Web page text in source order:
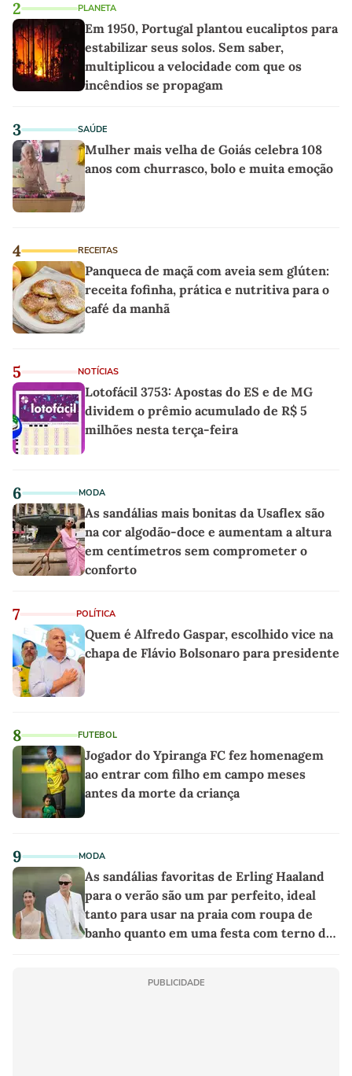
2 PLANETA
Em 1950, Portugal plantou eucaliptos para
estabilizar seus solos. Sem saber,
multiplicou a velocidade com que os
incêndios se propagam
3 SAÚDE
Mulher mais velha de Goiás celebra 108
anos com churrasco, bolo e muita emoção
4 RECEITAS
Panqueca de maçã com aveia sem glúten:
receita fofinha, prática e nutritiva para o
café da manhã
5 NOTÍCIAS
Lotofácil 3753: Apostas do ES e de MG
dividem o prêmio acumulado de R$ 5
milhões nesta terça-feira
6 MODA
As sandálias mais bonitas da Usaflex são
na cor algodão-doce e aumentam a altura
em centímetros sem comprometer o
conforto
7 POLÍTICA
Quem é Alfredo Gaspar, escolhido vice na
chapa de Flávio Bolsonaro para presidente
8 FUTEBOL
Jogador do Ypiranga FC fez homenagem
ao entrar com filho em campo meses
antes da morte da criança
9 MODA
As sandálias favoritas de Erling Haaland
para o verão são um par perfeito, ideal
tanto para usar na praia com roupa de
banho quanto em uma festa com terno de
PUBLICIDADE